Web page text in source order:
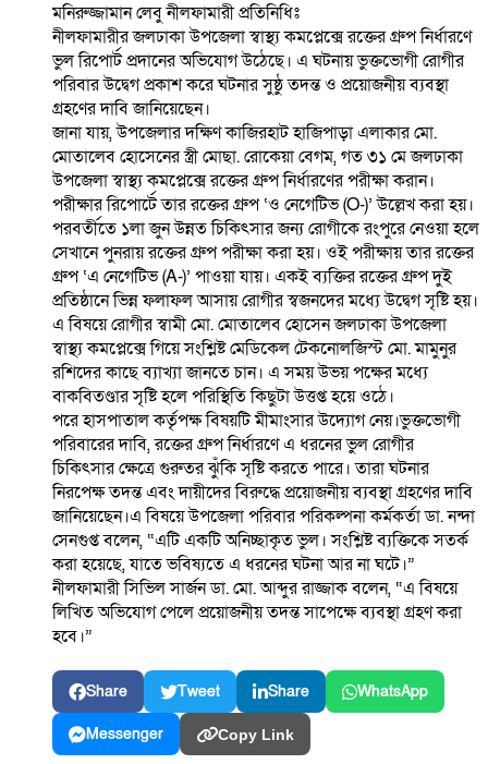
মনিরুজ্জামান লেবু নীলফামারী প্রতিনিধিঃ
নীলফামারীর জলঢাকা উপজেলা স্বাস্থ্য কমপ্লেক্সে রক্তের গ্রুপ নির্ধারণে
ভুল রিপোর্ট প্রদানের অভিযোগ উঠেছে। এ ঘটনায় ভুক্তভোগী রোগীর
পরিবার উদ্বেগ প্রকাশ করে ঘটনার সুষ্ঠু তদন্ত ও প্রয়োজনীয় ব্যবস্থা
গ্রহণের দাবি জানিয়েছেন।
জানা যায়, উপজেলার দক্ষিণ কাজিরহাট হাজিপাড়া এলাকার মো.
মোতালেব হোসেনের স্ত্রী মোছা. রোকেয়া বেগম, গত ৩১ মে জলঢাকা
উপজেলা স্বাস্থ্য কমপ্লেক্সে রক্তের গ্রুপ নির্ধারণের পরীক্ষা করান।
পরীক্ষার রিপোর্টে তার রক্তের গ্রুপ ‘ও নেগেটিভ (O-)’ উল্লেখ করা হয়।
পরবর্তীতে ১লা জুন উন্নত চিকিৎসার জন্য রোগীকে রংপুরে নেওয়া হলে
সেখানে পুনরায় রক্তের গ্রুপ পরীক্ষা করা হয়। ওই পরীক্ষায় তার রক্তের
গ্রুপ ‘এ নেগেটিভ (A-)’ পাওয়া যায়। একই ব্যক্তির রক্তের গ্রুপ দুই
প্রতিষ্ঠানে ভিন্ন ফলাফল আসায় রোগীর স্বজনদের মধ্যে উদ্বেগ সৃষ্টি হয়।
এ বিষয়ে রোগীর স্বামী মো. মোতালেব হোসেন জলঢাকা উপজেলা
স্বাস্থ্য কমপ্লেক্সে গিয়ে সংশ্লিষ্ট মেডিকেল টেকনোলজিস্ট মো. মামুনুর
রশিদের কাছে ব্যাখ্যা জানতে চান। এ সময় উভয় পক্ষের মধ্যে
বাকবিতণ্ডার সৃষ্টি হলে পরিস্থিতি কিছুটা উত্তপ্ত হয়ে ওঠে।
পরে হাসপাতাল কর্তৃপক্ষ বিষয়টি মীমাংসার উদ্যোগ নেয়।ভুক্তভোগী
পরিবারের দাবি, রক্তের গ্রুপ নির্ধারণে এ ধরনের ভুল রোগীর
চিকিৎসার ক্ষেত্রে গুরুতর ঝুঁকি সৃষ্টি করতে পারে। তারা ঘটনার
নিরপেক্ষ তদন্ত এবং দায়ীদের বিরুদ্ধে প্রয়োজনীয় ব্যবস্থা গ্রহণের দাবি
জানিয়েছেন।এ বিষয়ে উপজেলা পরিবার পরিকল্পনা কর্মকর্তা ডা. নন্দা
সেনগুপ্ত বলেন, “এটি একটি অনিচ্ছাকৃত ভুল। সংশ্লিষ্ট ব্যক্তিকে সতর্ক
করা হয়েছে, যাতে ভবিষ্যতে এ ধরনের ঘটনা আর না ঘটে।”
নীলফামারী সিভিল সার্জন ডা. মো. আব্দুর রাজ্জাক বলেন, “এ বিষয়ে
লিখিত অভিযোগ পেলে প্রয়োজনীয় তদন্ত সাপেক্ষে ব্যবস্থা গ্রহণ করা
হবে।”
Share Tweet Share WhatsApp
Messenger Copy Link